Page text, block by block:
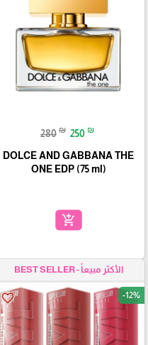
280 ₪ 250 ₪
DOLCE AND GABBANA THE
ONE EDP (75 ml)
add_shopping_cart
الأكثر مبيعاً - BEST SELLER
favorite_border -12%